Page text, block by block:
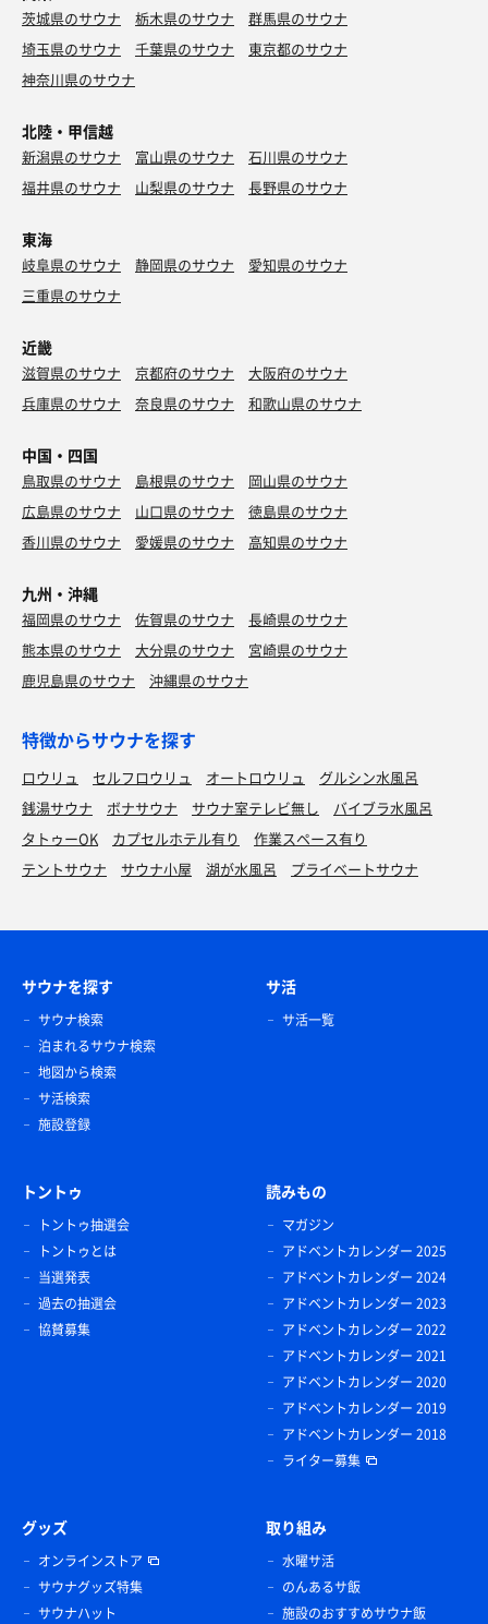
茨城県のサウナ 栃木県のサウナ
群馬県のサウナ
埼玉県のサウナ
千葉県のサウナ
東京都のサウナ
神奈川県のサウナ
北陸・甲信越
新潟県のサウナ 富山県のサウナ
石川県のサウナ
福井県のサウナ
山梨県のサウナ 長野県のサウナ
東海
岐阜県のサウナ 静岡県のサウナ
愛知県のサウナ
三重県のサウナ
近畿
滋賀県のサウナ 京都府のサウナ
大阪府のサウナ
兵庫県のサウナ
奈良県のサウナ 和歌山県のサウナ
中国・四国
鳥取県のサウナ 島根県のサウナ
岡山県のサウナ
広島県のサウナ
山口県のサウナ
徳島県のサウナ
香川県のサウナ
愛媛県のサウナ 高知県のサウナ
九州・沖縄
福岡県のサウナ 佐賀県のサウナ
長崎県のサウナ
熊本県のサウナ
大分県のサウナ
宮崎県のサウナ
鹿児島県のサウナ
沖縄県のサウナ
特徴からサウナを探す
ロウリュ セルフロウリュ オートロウリュ
グルシン水風呂
銭湯サウナ
ボナサウナ サウナ室テレビ無し
バイブラ水風呂
タトゥーOK
カプセルホテル有り
作業スペース有り
テントサウナ
サウナ小屋 湖が水風呂 プライベートサウナ
サウナを探す
サウナ検索
泊まれるサウナ検索
地図から検索
サ活検索
施設登録
サ活
サ活一覧
トントゥ
トントゥ抽選会
トントゥとは
当選発表
過去の抽選会
協賛募集
読みもの
マガジン
アドベントカレンダー 2025
アドベントカレンダー 2024
アドベントカレンダー 2023
アドベントカレンダー 2022
アドベントカレンダー 2021
アドベントカレンダー 2020
アドベントカレンダー 2019
アドベントカレンダー 2018
ライター募集
グッズ
オンラインストア
サウナグッズ特集
サウナハット
取り組み
水曜サ活
のんあるサ飯
施設のおすすめサウナ飯